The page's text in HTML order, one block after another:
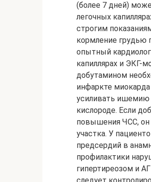
(более 7 дней)
легочных
строгим
кормление грудью
опытный
капиллярах и ЭКГ-
добутамином
инфаркте
усиливать ишемию
кислороде. Если
повышения ЧСС, он
участка. У
предсердий в
профилактики
гипертиреозом и